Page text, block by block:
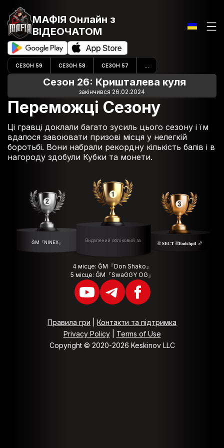
МАФІЯ Онлайн з
ВІДЕОЧАТОМ
СЕЗОН 59 СЕЗОН 58 СЕЗОН 57
Сезон 26: Кришталева куля
закінчився 26.02.2024
Переможці Сезону
Ці гравці доклали багато зусиль цього сезону і їм
вдалося завоювати призові місця у нелегкій
боротьбі. Вони набрали рекордну кількість балів і в
нагороду здобули Кубки та монети.
Видалений обліковий запис
ĞM『NINEX』 ⛓ 𝐒𝐄𝐂𝐓 ⛓𝐄𝐧𝐝𝐬𝐡𝐩𝐢𝐥 ♐️
4 місце: ĞM『Don Shako』
5 місце: ĞM『SwaGGY OG』
Правила гри
Контакти та підтримка
Privacy Policy| Terms of Use
Copyright © 2020-2026 Keskinov LLC